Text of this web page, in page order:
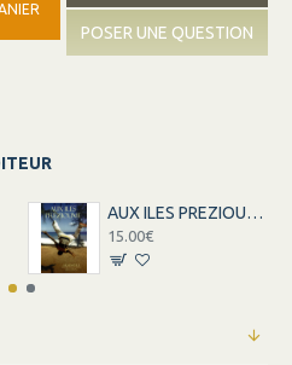
POSER UNE QUESTION
AUX ILES PREZIOUME
15.00€